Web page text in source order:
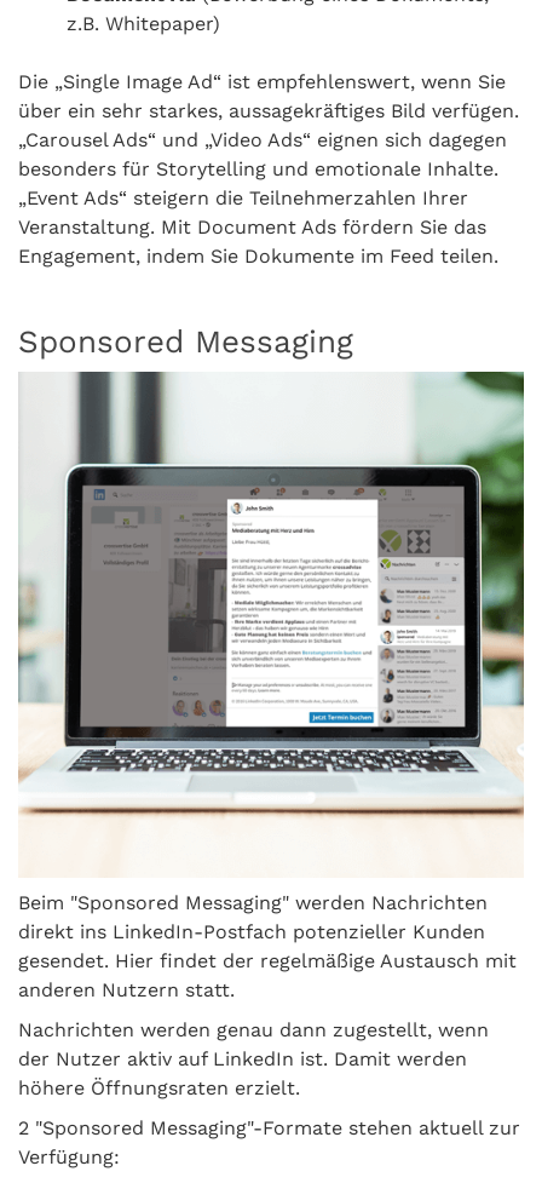
z.B. Whitepaper)
Die „Single Image Ad“ ist empfehlenswert, wenn Sie
über ein sehr starkes, aussagekräftiges Bild verfügen.
„Carousel Ads“ und „Video Ads“ eignen sich dagegen
besonders für Storytelling und emotionale Inhalte.
„Event Ads“ steigern die Teilnehmerzahlen Ihrer
Veranstaltung. Mit Document Ads fördern Sie das
Engagement, indem Sie Dokumente im Feed teilen.
Sponsored Messaging
Beim "Sponsored Messaging" werden Nachrichten
direkt ins LinkedIn-Postfach potenzieller Kunden
gesendet. Hier findet der regelmäßige Austausch mit
anderen Nutzern statt.
Nachrichten werden genau dann zugestellt, wenn
der Nutzer aktiv auf LinkedIn ist. Damit werden
höhere Öffnungsraten erzielt.
2 "Sponsored Messaging"-Formate stehen aktuell zur
Verfügung: